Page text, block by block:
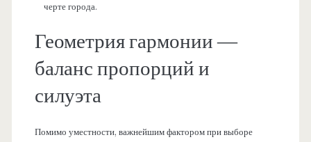
черте города.
Геометрия гармонии —
баланс пропорций и
силуэта
Помимо уместности, важнейшим фактором при выборе